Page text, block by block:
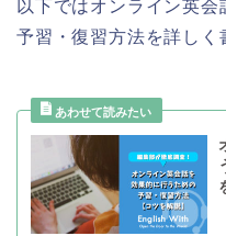
以下ではオンライン英
予習・復習方法を詳しく